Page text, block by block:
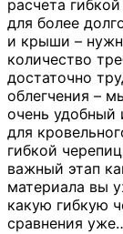
расчета
для более
и крыши –
количество
достаточно
облегчения –
очень удобный
для
гибкой
важный этап
материала вы
какую гибкую
сравнения уже